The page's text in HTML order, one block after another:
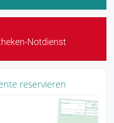
Notdienst
reservieren